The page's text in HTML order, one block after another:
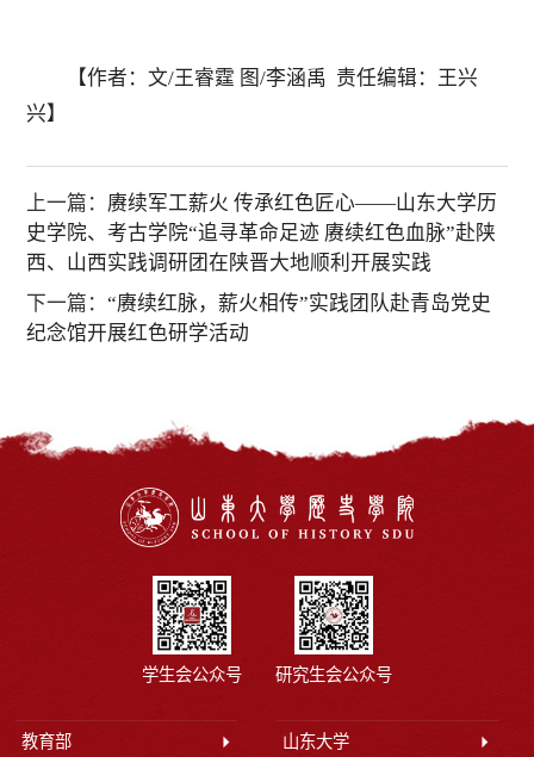
【作者：文/王睿霆 图/李涵禹 责任编辑：王兴
兴】
上一篇： 赓续军工薪火 传承红色匠心——山东大学历
史学院、考古学院“追寻革命足迹 赓续红色血脉”赴陕
西、山西实践调研团在陕晋大地顺利开展实践
下一篇：“赓续红脉，薪火相传”实践团队赴青岛党史
纪念馆开展红色研学活动
学生会公众号 研究生会公众号
教育部 山东大学